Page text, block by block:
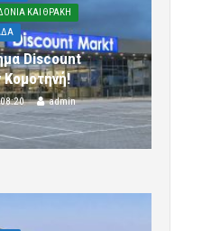
ΚΑΙ ΘΡΑΚΗ
Discount
admin